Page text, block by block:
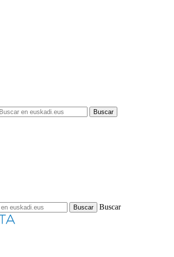
Buscar